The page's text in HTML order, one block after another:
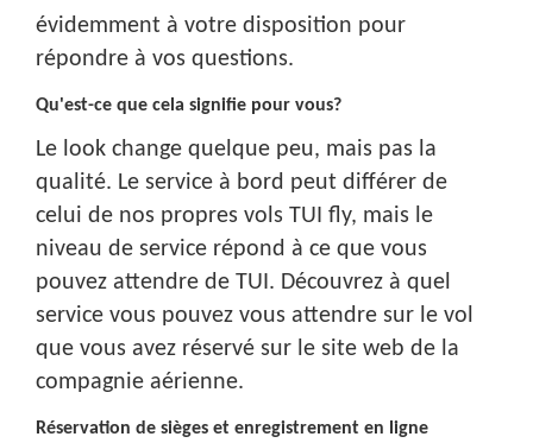
évidemment à votre disposition pour
répondre à vos questions.
Qu'est-ce que cela signifie pour vous?
Le look change quelque peu, mais pas la
qualité. Le service à bord peut différer de
celui de nos propres vols TUI fly, mais le
niveau de service répond à ce que vous
pouvez attendre de TUI. Découvrez à quel
service vous pouvez vous attendre sur le vol
que vous avez réservé sur le site web de la
compagnie aérienne.
Réservation de sièges et enregistrement en ligne